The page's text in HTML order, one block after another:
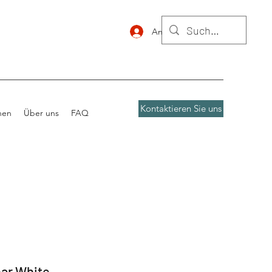
Anmelden
Über uns FAQ Kontaktieren Sie uns